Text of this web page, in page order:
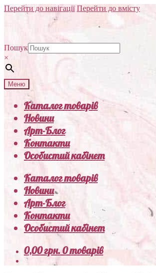
Перейти до навігації Перейти до вмісту
Пошук
×
Меню
Каталог товарів
Новини
Арт-Блог
Контакти
Особистий кабінет
Каталог товарів
Новини
Арт-Блог
Контакти
Особистий кабінет
0,00грн.0 товарів